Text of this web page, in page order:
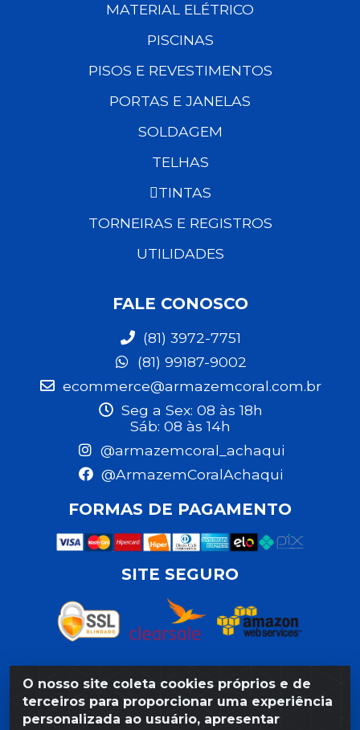
O nosso site coleta cookies próprios e de
terceiros para proporcionar uma experiência
personalizada ao usuário, apresentar
MATERIAL ELÉTRICO
PISCINAS
PISOS E REVESTIMENTOS
PORTAS E JANELAS
SOLDAGEM
TELHAS
TINTAS
TORNEIRAS E REGISTROS
UTILIDADES
FALE CONOSCO
(81) 3972-7751
(81) 99187-9002
ecommerce@armazemcoral.com.br
Seg a Sex: 08 às 18h
Sáb: 08 às 14h
@armazemcoral_achaqui
@ArmazemCoralAchaqui
FORMAS DE PAGAMENTO
SITE SEGURO
Razão Social: Armazém Coral LTDA - Rua da Praia, 103 -
São José - Recife/PE - CEP 50020-550 - CNPJ